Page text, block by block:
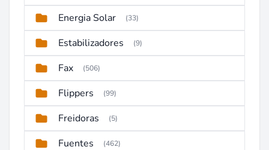
Energia Solar (33)
Estabilizadores (9)
Fax (506)
Flippers (99)
Freidoras (5)
Fuentes (462)